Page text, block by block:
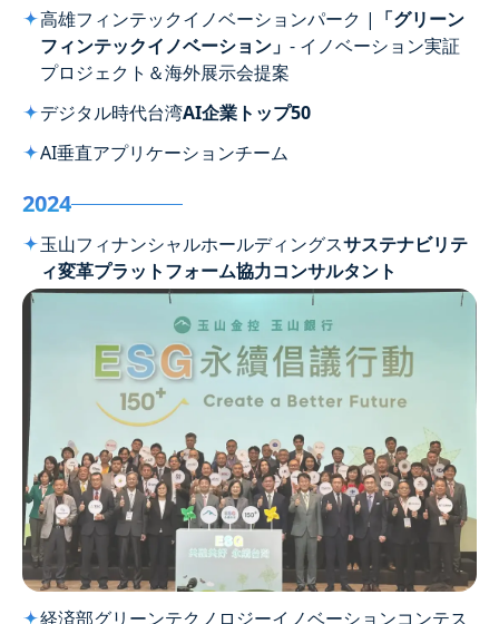
高雄フィンテックイノベーションパーク | 「グリーン
フィンテックイノベーション」 - イノベーション実証
プロジェクト＆海外展示会提案
デジタル時代台湾AI企業トップ50
AI垂直アプリケーションチーム
2024
玉山フィナンシャルホールディングスサステナビリテ
ィ変革プラットフォーム協力コンサルタント
経済部グリーンテクノロジーイノベーションコンテス